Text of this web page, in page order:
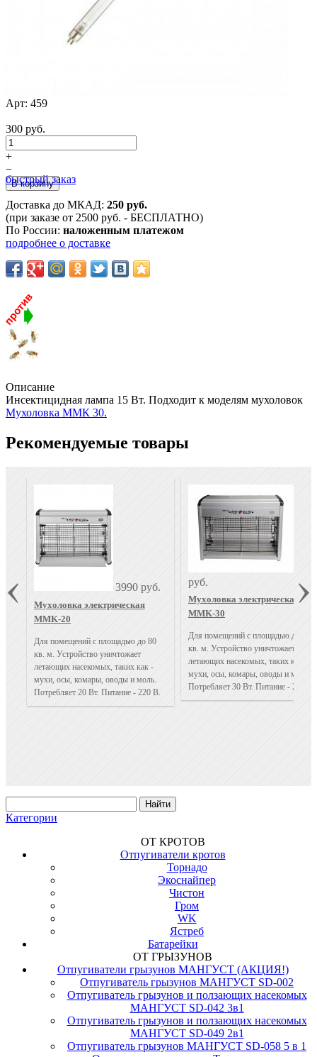
Арт: 459
300 руб.
+
−
быстрый заказ
Доставка до МКАД: 250 руб.
(при заказе от 2500 руб. - БЕСПЛАТНО)
По России: наложенным платежом
подробнее о доставке
Описание
Инсектицидная лампа 15 Вт. Подходит к моделям мухоловок
Мухоловка ММК 30.
Рекомендуемые товары
3990 руб.
Мухоловка электрическая
MMK-20
Для помещений с площадью до 80
кв. м. Устройство уничтожает
летающих насекомых, таких как -
мухи, осы, комары, оводы и моль.
Потребляет 20 Вт. Питание - 220 В.
руб.
Мухоловка электрическая
MMK-30
Для помещений с площадью до 120
кв. м. Устройство уничтожает
летающих насекомых, таких как -
мухи, осы, комары, оводы и моль.
Потребляет 30 Вт. Питание - 220 В.
Категории
ОТ КРОТОВ
Отпугиватели кротов
Торнадо
Экоснайпер
Чистон
Гром
WK
Ястреб
Батарейки
ОТ ГРЫЗУНОВ
Отпугиватели грызунов МАНГУСТ (АКЦИЯ!)
Отпугиватель грызунов МАНГУСТ SD-002
Отпугиватель грызунов и ползающих насекомых
МАНГУСТ SD-042 3в1
Отпугиватель грызунов и ползающих насекомых
МАНГУСТ SD-049 2в1
Отпугиватель грызунов МАНГУСТ SD-058 5 в 1